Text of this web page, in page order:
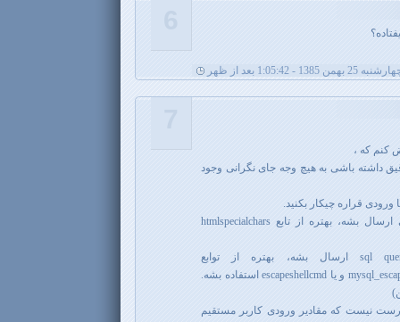
25 بهمن 1385 - 1:05:42 بعد از ظهر
کنم که ،
داشته باشی به هیچ وجه جای نگرانی وجود
قراره چیکار بکنید.
مثلا اگر قراره مستقیما به خروجی ارسال بشه، بهتره از تابع htmlspecialchars
یا اگر قراره مستقیماً به sql query ارسال بشه، بهتره از توابع
mysql_real_escape_string یا mysql_escape_string و یا escapeshellcmd استفاده بشه.
نیست که مقادیر ورودی کاربر مستقیم